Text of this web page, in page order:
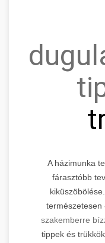
A házimunka
fárasztóbb
természetesen
szakemberre
tippek és